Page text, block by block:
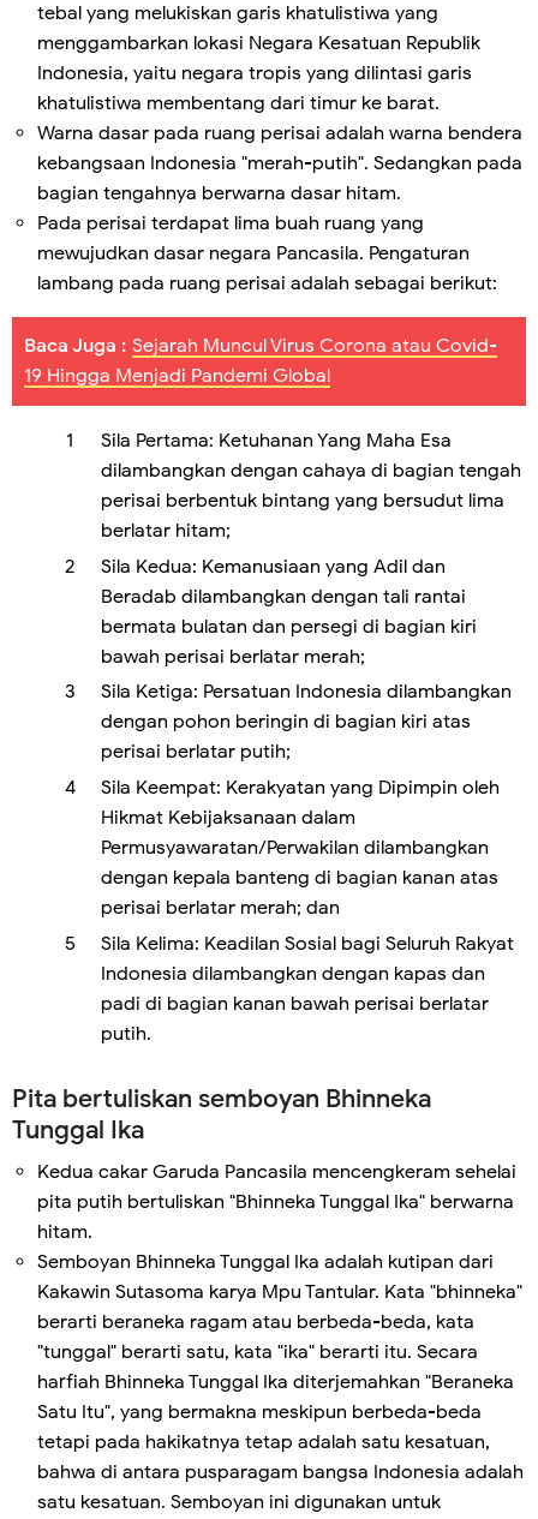
tebal yang melukiskan garis khatulistiwa yang
menggambarkan lokasi Negara Kesatuan Republik
Indonesia, yaitu negara tropis yang dilintasi garis
khatulistiwa membentang dari timur ke barat.
Warna dasar pada ruang perisai adalah warna bendera
kebangsaan Indonesia "merah-putih". Sedangkan pada
bagian tengahnya berwarna dasar hitam.
Pada perisai terdapat lima buah ruang yang
mewujudkan dasar negara Pancasila. Pengaturan
lambang pada ruang perisai adalah sebagai berikut:
Baca Juga : Sejarah Muncul Virus Corona atau Covid-
19 Hingga Menjadi Pandemi Global
Sila Pertama: Ketuhanan Yang Maha Esa
dilambangkan dengan cahaya di bagian tengah
perisai berbentuk bintang yang bersudut lima
berlatar hitam;
Sila Kedua: Kemanusiaan yang Adil dan
Beradab dilambangkan dengan tali rantai
bermata bulatan dan persegi di bagian kiri
bawah perisai berlatar merah;
Sila Ketiga: Persatuan Indonesia dilambangkan
dengan pohon beringin di bagian kiri atas
perisai berlatar putih;
Sila Keempat: Kerakyatan yang Dipimpin oleh
Hikmat Kebijaksanaan dalam
Permusyawaratan/Perwakilan dilambangkan
dengan kepala banteng di bagian kanan atas
perisai berlatar merah; dan
Sila Kelima: Keadilan Sosial bagi Seluruh Rakyat
Indonesia dilambangkan dengan kapas dan
padi di bagian kanan bawah perisai berlatar
putih.
Pita bertuliskan semboyan Bhinneka
Tunggal Ika
Kedua cakar Garuda Pancasila mencengkeram sehelai
pita putih bertuliskan "Bhinneka Tunggal Ika" berwarna
hitam.
Semboyan Bhinneka Tunggal Ika adalah kutipan dari
Kakawin Sutasoma karya Mpu Tantular. Kata "bhinneka"
berarti beraneka ragam atau berbeda-beda, kata
"tunggal" berarti satu, kata "ika" berarti itu. Secara
harfiah Bhinneka Tunggal Ika diterjemahkan "Beraneka
Satu Itu", yang bermakna meskipun berbeda-beda
tetapi pada hakikatnya tetap adalah satu kesatuan,
bahwa di antara pusparagam bangsa Indonesia adalah
satu kesatuan. Semboyan ini digunakan untuk